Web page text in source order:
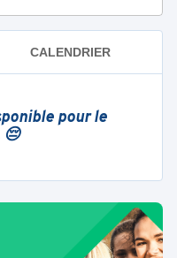
CALENDRIER
pour le
😔